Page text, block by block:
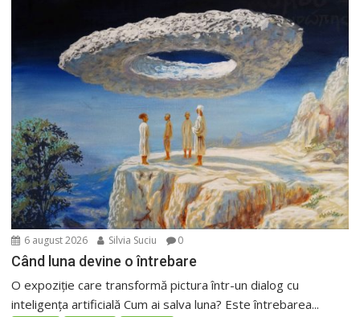
6 august 2026 Silvia Suciu 0
Când luna devine o întrebare
O expoziție care transformă pictura într-un dialog cu
inteligența artificială Cum ai salva luna? Este întrebarea...